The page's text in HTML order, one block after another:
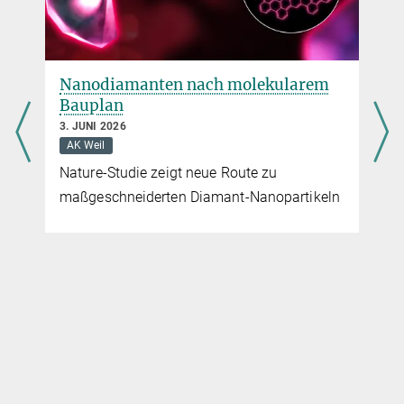
Nanodiamanten nach molekularem
Bauplan
3. JUNI 2026
AK Weil
Nature-Studie zeigt neue Route zu
maßgeschneiderten Diamant-Nanopartikeln